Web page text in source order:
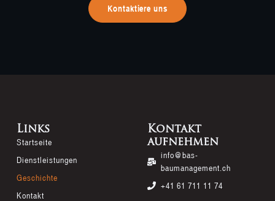
Kontaktiere uns
Links
Startseite
Dienstleistungen
Geschichte
Kontakt
Kontakt
aufnehmen
info@bas-
baumanagement.ch
+41 61 711 11 74